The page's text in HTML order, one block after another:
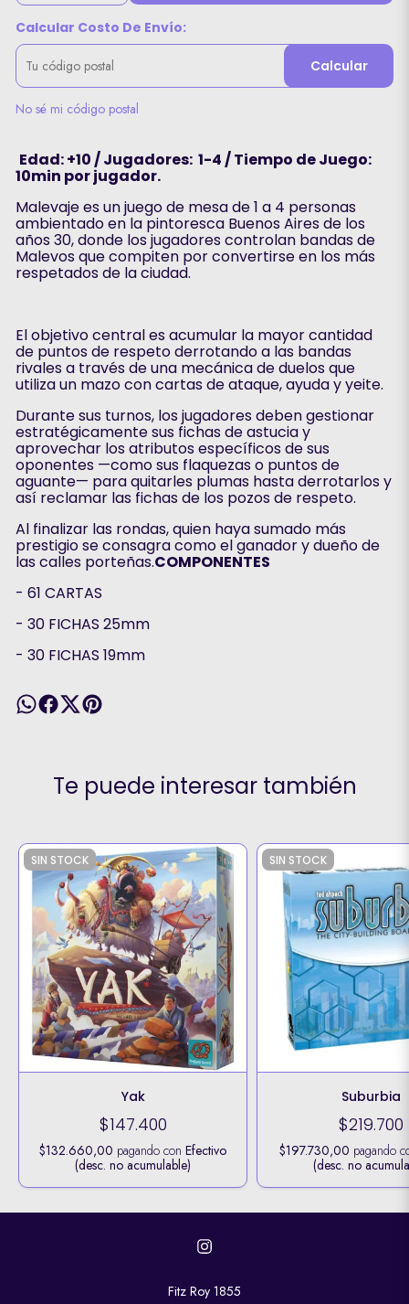
Calcular Costo De Envío:
Calcular
No sé mi código postal
Edad: +10 / Jugadores: 1-4 / Tiempo de Juego:
10min por jugador.
Malevaje es un juego de mesa de 1 a 4 personas
ambientado en la pintoresca Buenos Aires de los
años 30, donde los jugadores controlan bandas de
Malevos que compiten por convertirse en los más
respetados de la ciudad.
El objetivo central es acumular la mayor cantidad
de puntos de respeto derrotando a las bandas
rivales a través de una mecánica de duelos que
utiliza un mazo con cartas de ataque, ayuda y yeite.
Durante sus turnos, los jugadores deben gestionar
estratégicamente sus fichas de astucia y
aprovechar los atributos específicos de sus
oponentes —como sus flaquezas o puntos de
aguante— para quitarles plumas hasta derrotarlos y
así reclamar las fichas de los pozos de respeto.
Al finalizar las rondas, quien haya sumado más
prestigio se consagra como el ganador y dueño de
las calles porteñas.COMPONENTES
- 61 CARTAS
- 30 FICHAS 25mm
- 30 FICHAS 19mm
Te puede interesar también
SIN STOCK
Yak
$147.400
$132.660,00 pagando conEfectivo
(desc. no acumulable)
SIN STOCK
Suburbia
$219.700
$197.730,00 pagando
(desc. no
Fitz Roy 1855